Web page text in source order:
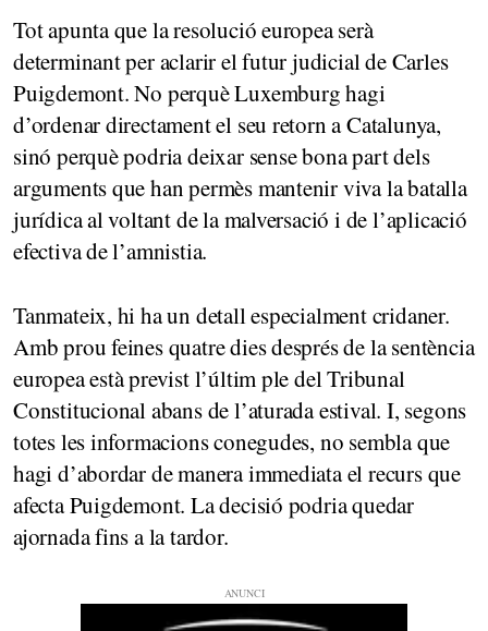
Tot apunta que la resolució europea serà
determinant per aclarir el futur judicial de Carles
Puigdemont. No perquè Luxemburg hagi
d’ordenar directament el seu retorn a Catalunya,
sinó perquè podria deixar sense bona part dels
arguments que han permès mantenir viva la batalla
jurídica al voltant de la malversació i de l’aplicació
efectiva de l’amnistia.
Tanmateix, hi ha un detall especialment cridaner.
Amb prou feines quatre dies després de la sentència
europea està previst l’últim ple del Tribunal
Constitucional abans de l’aturada estival. I, segons
totes les informacions conegudes, no sembla que
hagi d’abordar de manera immediata el recurs que
afecta Puigdemont. La decisió podria quedar
ajornada fins a la tardor.